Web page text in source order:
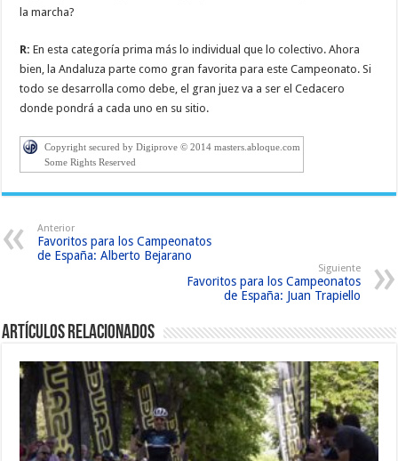
la marcha?
R: En esta categoría prima más lo individual que lo colectivo. Ahora
bien, la Andaluza parte como gran favorita para este Campeonato. Si
todo se desarrolla como debe, el gran juez va a ser el Cedacero
donde pondrá a cada uno en su sitio.
Copyright secured by Digiprove © 2014 masters.abloque.com
Some Rights Reserved
Anterior
Favoritos para los Campeonatos
de España: Alberto Bejarano
Siguiente
Favoritos para los Campeonatos
de España: Juan Trapiello
Artículos relacionados